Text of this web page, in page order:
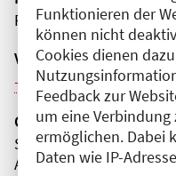
Funktionieren der
können nicht
Cookies dienen
Feedback zur
um eine Verbindung
ermöglichen. Dabei
Daten wie IP-
Präsenz
Veranstaltungsreihe
Weitere
Organisator(en)
St. Marien-
Anästhesiologie und